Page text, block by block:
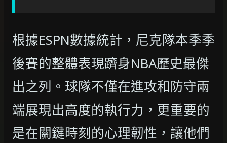
根據ESPN數據統計，尼克隊本季季
後賽的整體表現躋身NBA歷史最傑
出之列。球隊不僅在進攻和防守兩
端展現出高度的執行力，更重要的
是在關鍵時刻的心理韌性，讓他們